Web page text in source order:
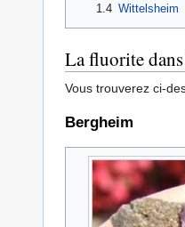
1.4 Wittelsheim
La fluorite
Vous trouverez ci-
Bergheim